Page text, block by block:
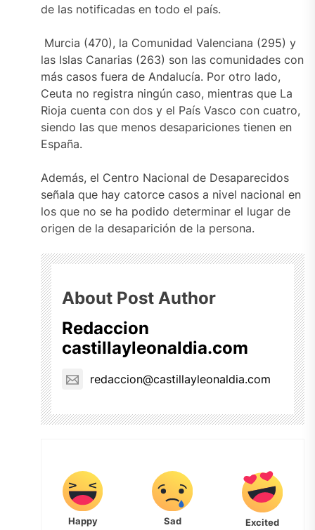
de las notificadas en todo el país.
Murcia (470), la Comunidad Valenciana (295) y
las Islas Canarias (263) son las comunidades con
más casos fuera de Andalucía. Por otro lado,
Ceuta no registra ningún caso, mientras que La
Rioja cuenta con dos y el País Vasco con cuatro,
siendo las que menos desapariciones tienen en
España.
Además, el Centro Nacional de Desaparecidos
señala que hay catorce casos a nivel nacional en
los que no se ha podido determinar el lugar de
origen de la desaparición de la persona.
About Post Author
Redaccion
castillayleonaldia.com
redaccion@castillayleonaldia.com
Happy Sad Excited